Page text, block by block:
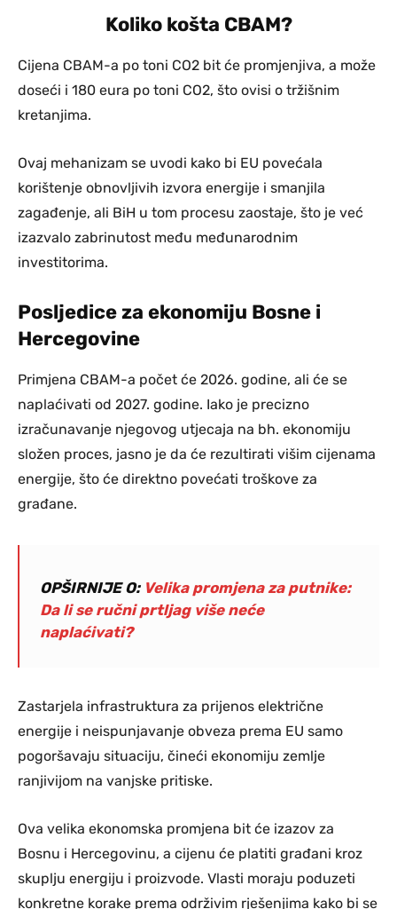
Koliko košta CBAM?
Cijena CBAM-a po toni CO2 bit će promjenjiva, a može
doseći i 180 eura po toni CO2, što ovisi o tržišnim
kretanjima.
Ovaj mehanizam se uvodi kako bi EU povećala
korištenje obnovljivih izvora energije i smanjila
zagađenje, ali BiH u tom procesu zaostaje, što je već
izazvalo zabrinutost među međunarodnim
investitorima.
Posljedice za ekonomiju Bosne i
Hercegovine
Primjena CBAM-a počet će 2026. godine, ali će se
naplaćivati od 2027. godine. Iako je precizno
izračunavanje njegovog utjecaja na bh. ekonomiju
složen proces, jasno je da će rezultirati višim cijenama
energije, što će direktno povećati troškove za
građane.
OPŠIRNIJE O: Velika promjena za putnike:
Da li se ručni prtljag više neće
naplaćivati?
Zastarjela infrastruktura za prijenos električne
energije i neispunjavanje obveza prema EU samo
pogoršavaju situaciju, čineći ekonomiju zemlje
ranjivijom na vanjske pritiske.
Ova velika ekonomska promjena bit će izazov za
Bosnu i Hercegovinu, a cijenu će platiti građani kroz
skuplju energiju i proizvode. Vlasti moraju poduzeti
konkretne korake prema održivim rješenjima kako bi se